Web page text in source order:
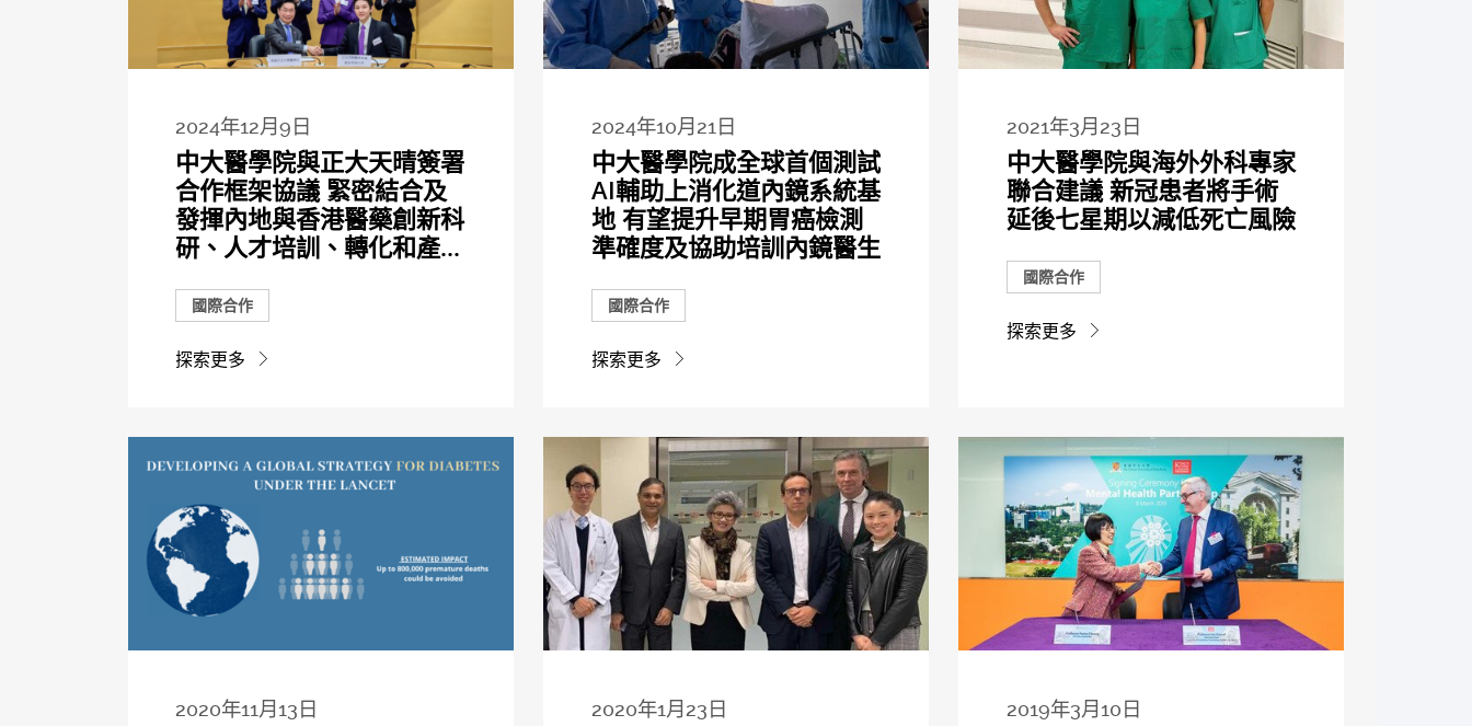
2024年12月9日
中大醫學院與正大天晴簽署
合作框架協議 緊密結合及
發揮內地與香港醫藥創新科
研、人才培訓、轉化和產...
國際合作
探索更多
2024年10月21日
中大醫學院成全球首個測試
AI輔助上消化道內鏡系統基
地 有望提升早期胃癌檢測
準確度及協助培訓內鏡醫生
國際合作
探索更多
2021年3月23日
中大醫學院與海外外科專家
聯合建議 新冠患者將手術
延後七星期以減低死亡風險
國際合作
探索更多
2020年11月13日 2020年1月23日 2019年3月10日